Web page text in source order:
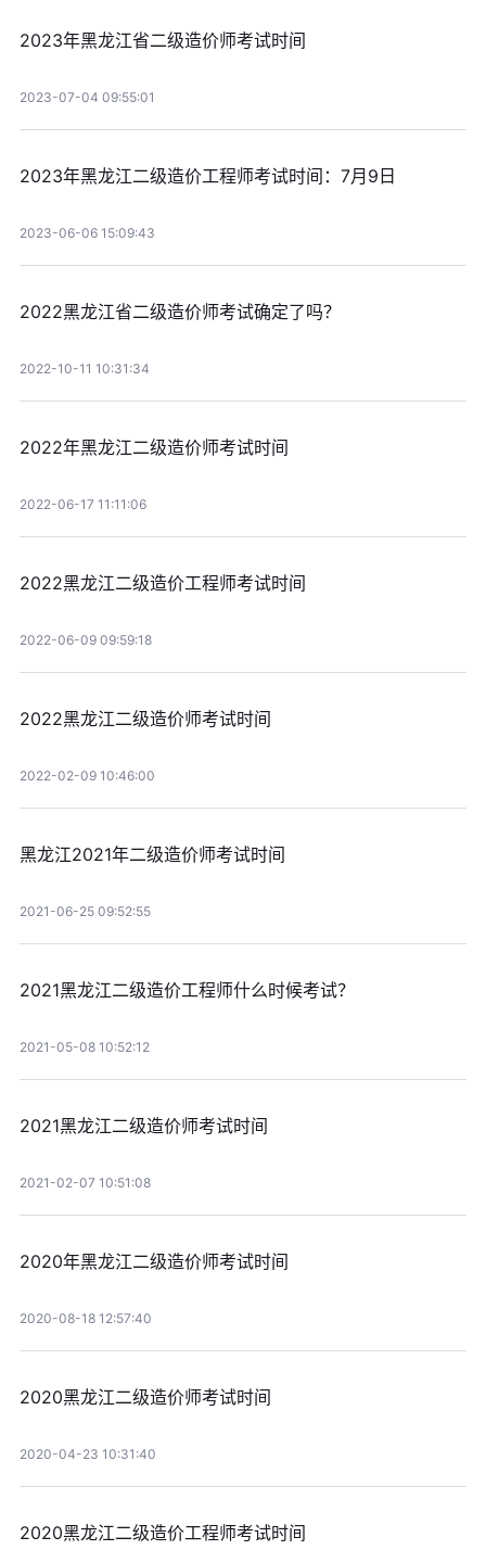
2023年黑龙江省二级造价师考试时间
2023-07-04 09:55:01
2023年黑龙江二级造价工程师考试时间：7月9日
2023-06-06 15:09:43
2022黑龙江省二级造价师考试确定了吗？
2022-10-11 10:31:34
2022年黑龙江二级造价师考试时间
2022-06-17 11:11:06
2022黑龙江二级造价工程师考试时间
2022-06-09 09:59:18
2022黑龙江二级造价师考试时间
2022-02-09 10:46:00
黑龙江2021年二级造价师考试时间
2021-06-25 09:52:55
2021黑龙江二级造价工程师什么时候考试？
2021-05-08 10:52:12
2021黑龙江二级造价师考试时间
2021-02-07 10:51:08
2020年黑龙江二级造价师考试时间
2020-08-18 12:57:40
2020黑龙江二级造价师考试时间
2020-04-23 10:31:40
2020黑龙江二级造价工程师考试时间